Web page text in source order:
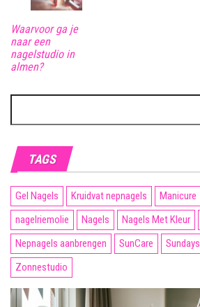
Waarvoor ga je
naar een
nagelstudio in
almen?
naar:
TAGS
Gel Nagels Kruidvat nepnagels Manicure
nagelriemolie
Nagels Nagels Met Kleur
Nepnagels aanbrengen
SunCare Sundays
Zonnestudio